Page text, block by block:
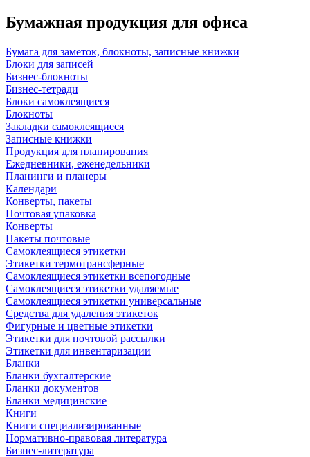
Бумажная продукция для офиса
Бумага для заметок, блокноты, записные книжки
Блоки для записей
Бизнес-блокноты
Бизнес-тетради
Блоки самоклеящиеся
Блокноты
Закладки самоклеящиеся
Записные книжки
Продукция для планирования
Ежедневники, еженедельники
Планинги и планеры
Календари
Конверты, пакеты
Почтовая упаковка
Конверты
Пакеты почтовые
Самоклеящиеся этикетки
Этикетки термотрансферные
Самоклеящиеся этикетки всепогодные
Самоклеящиеся этикетки удаляемые
Самоклеящиеся этикетки универсальные
Средства для удаления этикеток
Фигурные и цветные этикетки
Этикетки для почтовой рассылки
Этикетки для инвентаризации
Бланки
Бланки бухгалтерские
Бланки документов
Бланки медицинские
Книги
Книги специализированные
Нормативно-правовая литература
Бизнес-литература